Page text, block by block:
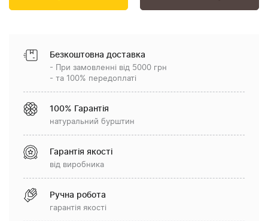
Безкоштовна доставка
- При замовленні від 5000 грн
- та 100% передоплаті
100% Гарантія
натуральний бурштин
Гарантія якості
від виробника
Ручна робота
гарантія якості